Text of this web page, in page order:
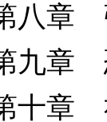
八章
九章
十章